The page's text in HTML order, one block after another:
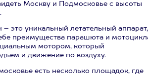
Москву и Подмосковье с высоты
– это уникальный летательный аппарат,
преимущества парашюта и
мотором, который
и движение по воздуху.
есть несколько площадок, где